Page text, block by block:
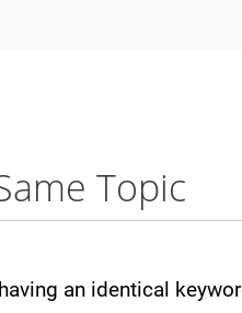
Topic
an identical